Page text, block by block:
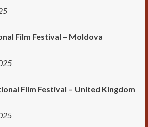
Film Festival – Moldova
Film Festival – United Kingdom